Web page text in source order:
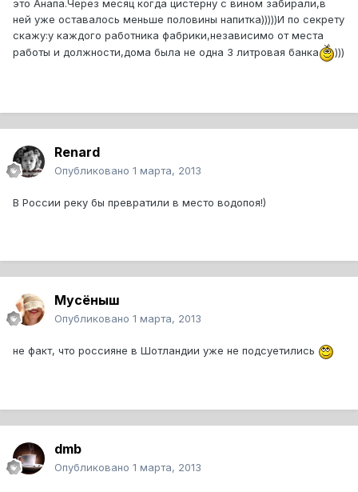
это Анапа.Через месяц когда цистерну с вином забирали,в
ней уже оставалось меньше половины напитка)))))И по секрету
скажу:у каждого работника фабрики,независимо от места
работы и должности,дома была не одна 3 литровая банка
)))
Renard
Опубликовано 1 марта, 2013
В России реку бы превратили в место водопоя!)
Мусёныш
Опубликовано 1 марта, 2013
не факт, что россияне в Шотландии уже не подсуетились
dmb
Опубликовано 1 марта, 2013